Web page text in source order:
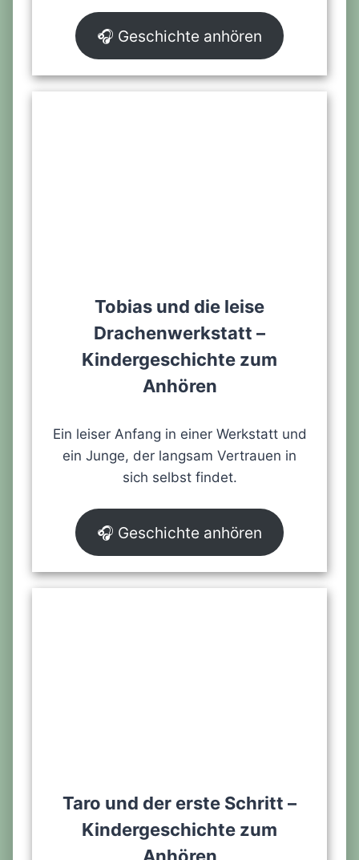
🎧 Geschichte anhören
Tobias und die leise
Drachenwerkstatt –
Kindergeschichte zum
Anhören
Ein leiser Anfang in einer Werkstatt und
ein Junge, der langsam Vertrauen in
sich selbst findet.
🎧 Geschichte anhören
Taro und der erste Schritt –
Kindergeschichte zum